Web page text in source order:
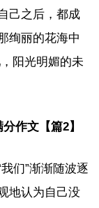
己之后，都成
绚丽的花海中
阳光明媚的未
作文【篇2】
们”渐渐随波逐
地认为自己没